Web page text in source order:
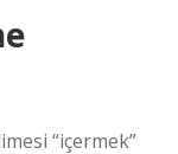
“içermek”